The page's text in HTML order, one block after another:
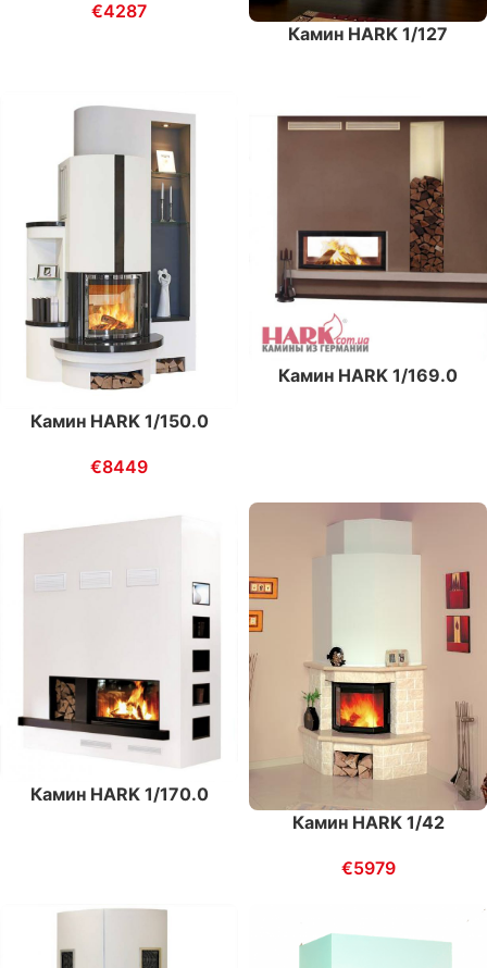
€4287
Камин HARK 1/127
Камин HARK 1/150.0
€8449
Камин HARK 1/169.0
Камин HARK 1/170.0
Камин HARK 1/42
€5979